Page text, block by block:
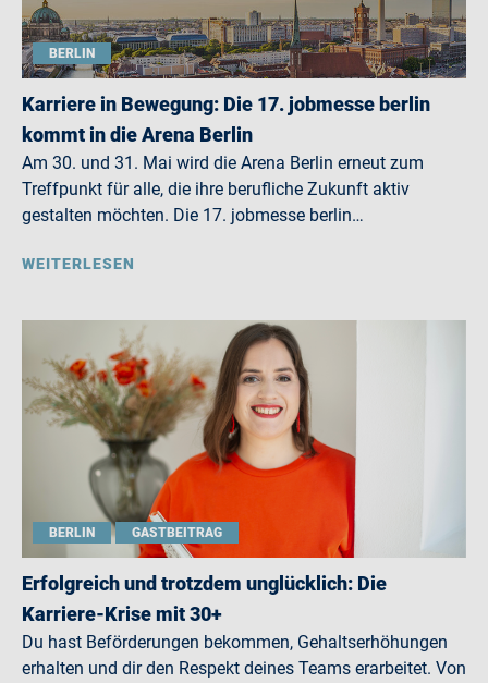
BERLIN
Karriere in Bewegung: Die 17. jobmesse berlin
kommt in die Arena Berlin
Am 30. und 31. Mai wird die Arena Berlin erneut zum
Treffpunkt für alle, die ihre berufliche Zukunft aktiv
gestalten möchten. Die 17. jobmesse berlin…
WEITERLESEN
BERLIN GASTBEITRAG
Erfolgreich und trotzdem unglücklich: Die
Karriere-Krise mit 30+
Du hast Beförderungen bekommen, Gehaltserhöhungen
erhalten und dir den Respekt deines Teams erarbeitet. Von